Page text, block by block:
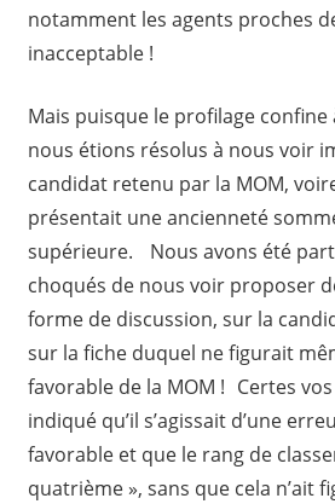
notamment les agents proches
inacceptable !
Mais puisque le profilage confine
nous étions résolus à nous voir
candidat retenu par la MOM,
présentait une ancienneté
supérieure. Nous avons été
choqués de nous voir proposer
forme de discussion, sur la
sur la fiche duquel ne figurait
favorable de la MOM ! Certes
indiqué qu’il s’agissait d’une
favorable et que le rang de
quatrième », sans que cela n’ait